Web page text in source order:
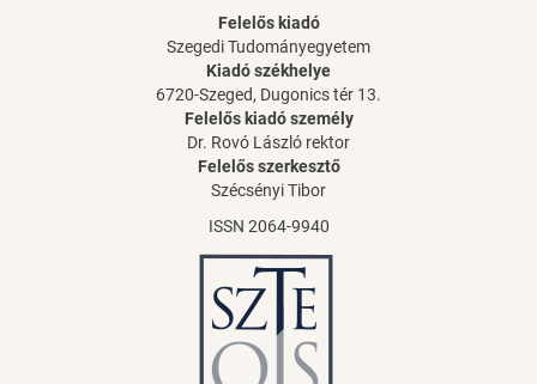
Felelős kiadó
Szegedi Tudományegyetem
Kiadó székhelye
6720-Szeged, Dugonics tér 13.
Felelős kiadó személy
Dr. Rovó László rektor
Felelős szerkesztő
Szécsényi Tibor
ISSN 2064-9940